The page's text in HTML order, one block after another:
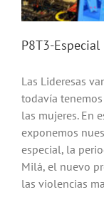
P8T3-
Las Lideresas
todavía
las mujeres. En
exponemos
especial, la
Milá, el nuevo
las violencias